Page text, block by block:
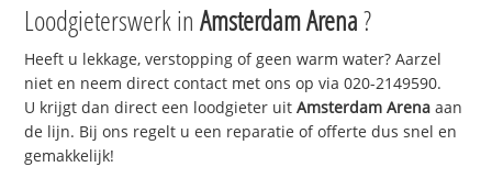
Loodgieterswerk inAmsterdam Arena?
Heeft u lekkage, verstopping of geen warm water? Aarzel
niet en neem direct contact met ons op via 020-2149590.
U krijgt dan direct een loodgieter uitAmsterdam Arenaaan
de lijn. Bij ons regelt u een reparatie of offerte dus snel en
gemakkelijk!